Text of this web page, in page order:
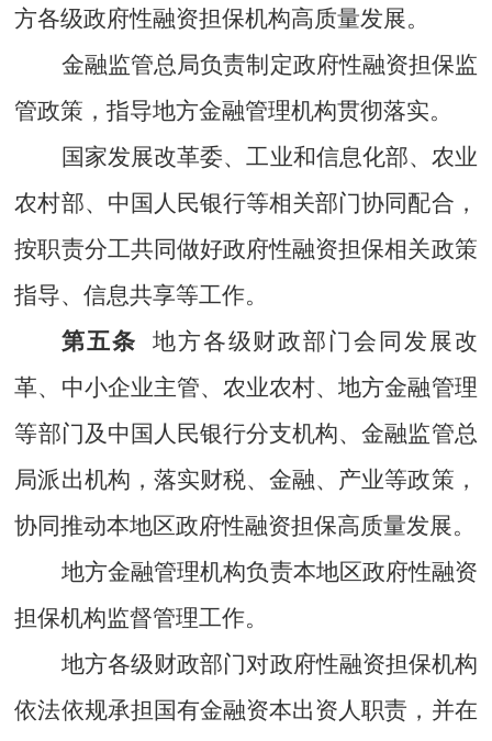
方各级政府性融资担保机构高质量发展。
金融监管总局负责制定政府性融资担保监
管政策，指导地方金融管理机构贯彻落实。
国家发展改革委、工业和信息化部、农业
农村部、中国人民银行等相关部门协同配合，
按职责分工共同做好政府性融资担保相关政策
指导、信息共享等工作。
第五条
地方各级财政部门会同发展改
革、中小企业主管、农业农村、地方金融管理
等部门及中国人民银行分支机构、金融监管总
局派出机构，落实财税、金融、产业等政策，
协同推动本地区政府性融资担保高质量发展。
地方金融管理机构负责本地区政府性融资
担保机构监督管理工作。
地方各级财政部门对政府性融资担保机构
依法依规承担国有金融资本出资人职责，并在